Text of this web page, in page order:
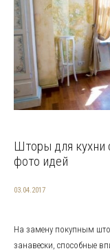
Шторы для
фото идей
03.04.2017
На замену покупным
занавески, способные